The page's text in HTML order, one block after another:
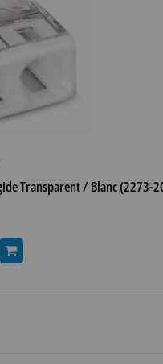
Transparent / Blanc (2273-